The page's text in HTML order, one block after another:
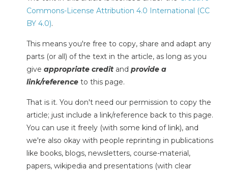
Commons-License Attribution 4.0 International (CC
BY 4.0).
This means you're free to copy, share and adapt any
parts (or all) of the text in the article, as long as you
give appropriate credit and provide a
link/reference to this page.
That is it. You don't need our permission to copy the
article; just include a link/reference back to this page.
You can use it freely (with some kind of link), and
we're also okay with people reprinting in publications
like books, blogs, newsletters, course-material,
papers, wikipedia and presentations (with clear